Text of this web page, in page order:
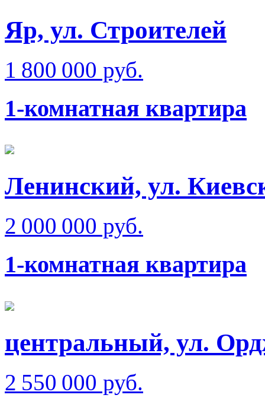
Яр, ул. Строителей
1 800 000 руб.
1-комнатная квартира
Ленинский, ул.
2 000 000 руб.
1-комнатная квартира
центральный, ул.
2 550 000 руб.